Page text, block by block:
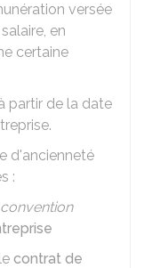
versée
en
certaine
partir de la date
d'ancienneté
:
convention
contrat de